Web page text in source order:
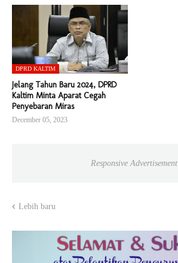
DPRD KALTIM
Jelang Tahun Baru 2024, DPRD
Kaltim Minta Aparat Cegah
Penyebaran Miras
December 05, 2023
Responsive Advertisement
Lebih baru